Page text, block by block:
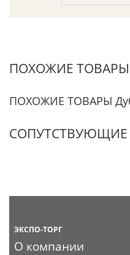
ПОХОЖИЕ
ПОХОЖИЕ ТОВАРЫ
СОПУТСТВУЮЩИЕ
ЭКСПО-ТОРГ
О компании